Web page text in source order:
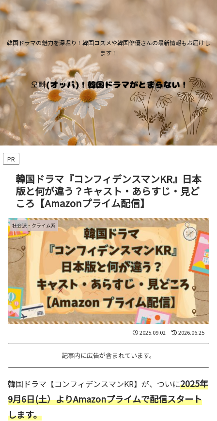
韓国ドラマの魅力を深堀り！韓国コスメや韓国俳優さんの最新情報もお届けし
ます！
PR
韓国ドラマ『コンフィデンスマンKR』日本
版と何が違う？キャスト・あらすじ・見ど
ころ【Amazonプライム配信】
社会派・クライム系
2025.09.02 2026.06.25
記事内に広告が含まれています。
韓国ドラマ【コンフィデンスマンKR】が、ついに2025年
9月6日(土）よりAmazonプライムで配信スタート
します。